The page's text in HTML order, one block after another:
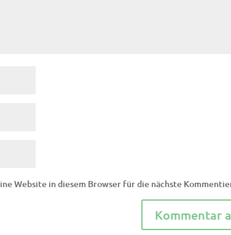
Website in diesem Browser für die nächste